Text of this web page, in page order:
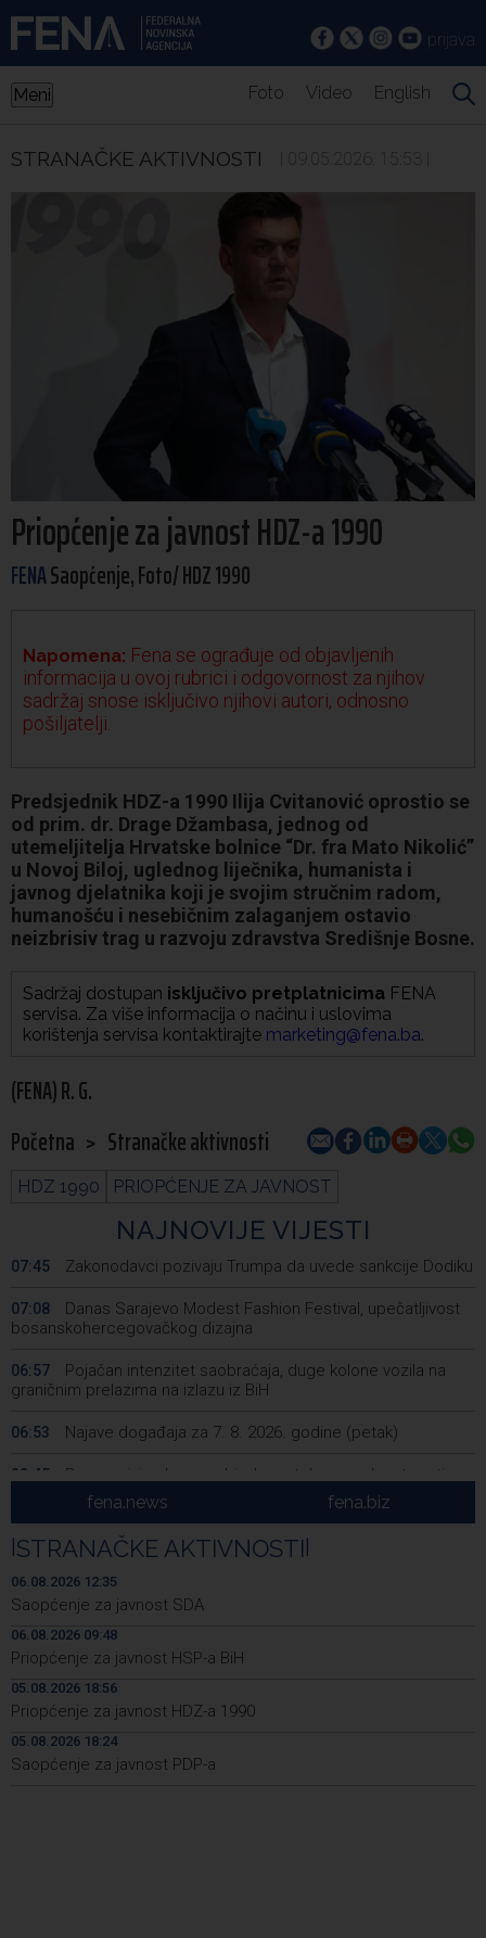
prijava
Meni Foto Video English
STRANAČKE AKTIVNOSTI | 09.05.2026. 15:53 |
Priopćenje za javnost HDZ-a 1990
FENASaopćenje, Foto/ HDZ 1990
Napomena: Fena se ograđuje od objavljenih
informacija u ovoj rubrici i odgovornost za njihov
sadržaj snose isključivo njihovi autori, odnosno
pošiljatelji.
Predsjednik HDZ-a 1990 Ilija Cvitanović oprostio se
od prim. dr. Drage Džambasa, jednog od
utemeljitelja Hrvatske bolnice “Dr. fra Mato Nikolić”
u Novoj Biloj, uglednog liječnika, humanista i
javnog djelatnika koji je svojim stručnim radom,
humanošću i nesebičnim zalaganjem ostavio
neizbrisiv trag u razvoju zdravstva Središnje Bosne.
Sadržaj dostupan isključivo pretplatnicima FENA
servisa. Za više informacija o načinu i uslovima
korištenja servisa kontaktirajte marketing@fena.ba.
(FENA) R. G.
Početna > Stranačke aktivnosti
HDZ 1990 PRIOPĆENJE ZA JAVNOST
NAJNOVIJE VIJESTI
07:45 Zakonodavci pozivaju Trumpa da uvede sankcije Dodiku
07:08
Danas Sarajevo Modest Fashion Festival, upečatljivost
bosanskohercegovačkog dizajna
06:57
Pojačan intenzitet saobraćaja, duge kolone vozila na
graničnim prelazima na izlazu iz BiH
06:53 Najave događaja za 7. 8. 2026. godine (petak)
22:45
Borac minimalnom pobjedom stekao prednost protiv
21:54
Bacačice kugle Bešlija i Baručija bez plasmana u finale
juniorskog SP-a
20:36
Počeo memorijalni turnir 'Streetball Tomislavgrad 2026.
Branimir Mašić Bani'
20:26
Na Vilsonovom šetalištu u Sarajevu predstavljeno 50
luksuznih i sportskih automobila
20:01 Announcement of events for Friday, 7 August 2026
19:55
Drugi Festival bakri okupio mještane i posjetitelje kod
fena.news fena.biz
STRANAČKE AKTIVNOSTI
06.08.2026 12:35
Saopćenje za javnost SDA
06.08.2026 09:48
Priopćenje za javnost HSP-a BiH
05.08.2026 18:56
Priopćenje za javnost HDZ-a 1990
05.08.2026 18:24
Saopćenje za javnost PDP-a